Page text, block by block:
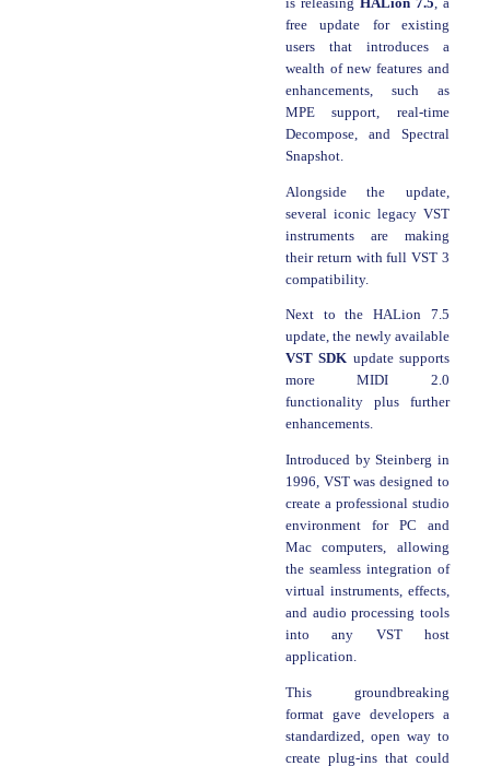
is releasing HALion 7.5, a
free update for existing
users that introduces a
wealth of new features and
enhancements, such as
MPE support, real-time
Decompose, and Spectral
Snapshot.
Alongside the update,
several iconic legacy VST
instruments are making
their return with full VST 3
compatibility.
Next to the HALion 7.5
update, the newly available
VST SDK update supports
more MIDI 2.0
functionality plus further
enhancements.
Introduced by Steinberg in
1996, VST was designed to
create a professional studio
environment for PC and
Mac computers, allowing
the seamless integration of
virtual instruments, effects,
and audio processing tools
into any VST host
application.
This groundbreaking
format gave developers a
standardized, open way to
create plug-ins that could